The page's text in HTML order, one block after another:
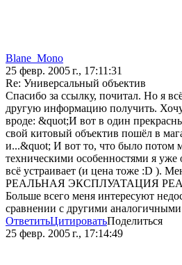
Blane_Mono
25 февр. 2005 г., 17:11:31
Re: Универсальный объектив
Спасибо за ссылку, почитал. Но я
другую информацию получить.
вроде: &quot;И вот в один
свой китовый объектив пошёл в
и...&quot; И вот то, что было потом
техническими особенностями я уже
всё устраивает (и цена тоже :D ).
РЕАЛЬНАЯ ЭКСПЛУАТАЦИЯ
Больше всего меня интересуют
сравнении с другими
ОтветитьЦитироватьПоделиться
25 февр. 2005 г., 17:14:49